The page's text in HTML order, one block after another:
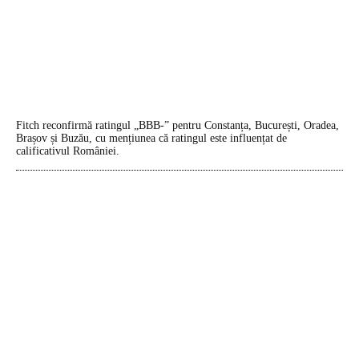
Fitch reconfirmă ratingul „BBB-” pentru Constanța, București, Oradea,
Brașov și Buzău, cu mențiunea că ratingul este influențat de
calificativul României.